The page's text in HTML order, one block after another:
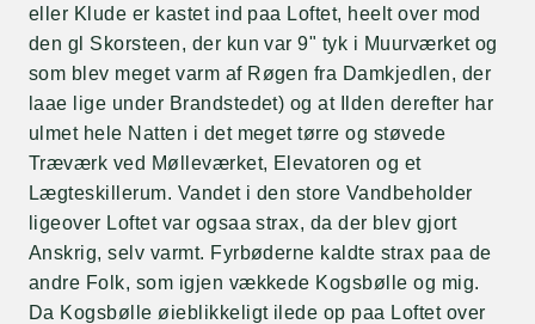
eller Klude er kastet ind paa Loftet, heelt over mod
den gl Skorsteen, der kun var 9" tyk i Muurværket og
som blev meget varm af Røgen fra Damkjedlen, der
laae lige under Brandstedet) og at Ilden derefter har
ulmet hele Natten i det meget tørre og støvede
Træværk ved Mølleværket, Elevatoren og et
Lægteskillerum. Vandet i den store Vandbeholder
ligeover Loftet var ogsaa strax, da der blev gjort
Anskrig, selv varmt. Fyrbøderne kaldte strax paa de
andre Folk, som igjen vækkede Kogsbølle og mig.
Da Kogsbølle øieblikkeligt ilede op paa Loftet over